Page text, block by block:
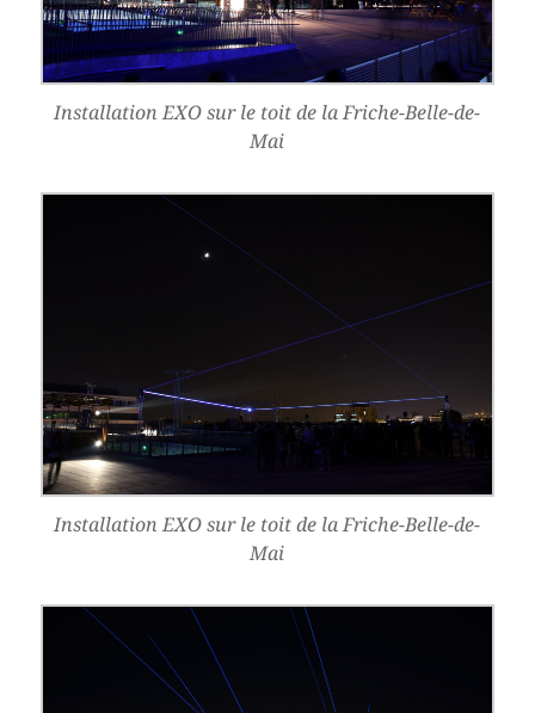
Installation EXO sur le toit de la Friche-Belle-de-
Mai
Installation EXO sur le toit de la Friche-Belle-de-
Mai